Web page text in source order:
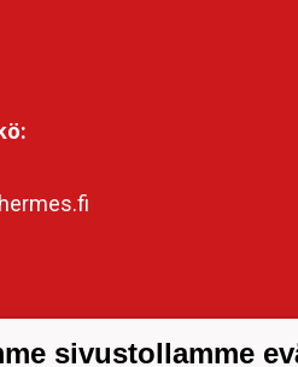
sivustollamme